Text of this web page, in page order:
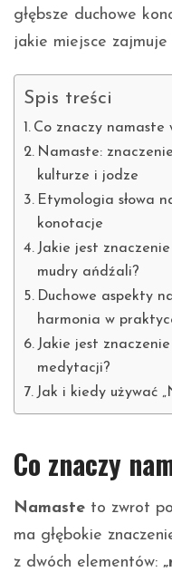
głębsze duchowe
jakie miejsce
Spis treści
Co znaczy namaste
Namaste:
kulturze i jodze
Etymologia słowa
konotacje
Jakie jest
mudry ańdźali?
Duchowe aspekty
harmonia w
Jakie jest
medytacji?
Jak i kiedy używać
Co znaczy
Namaste to zwrot
ma głębokie
z dwóch elementów: